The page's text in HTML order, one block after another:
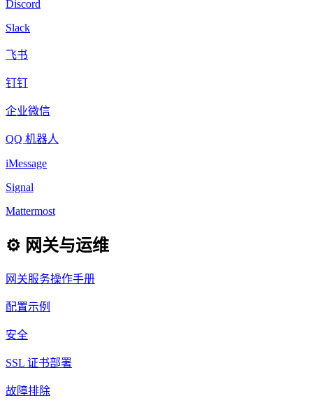
Discord
Slack
飞书
钉钉
企业微信
QQ 机器人
iMessage
Signal
Mattermost
⚙️ 网关与运维
网关服务操作手册
配置示例
安全
SSL 证书部署
故障排除